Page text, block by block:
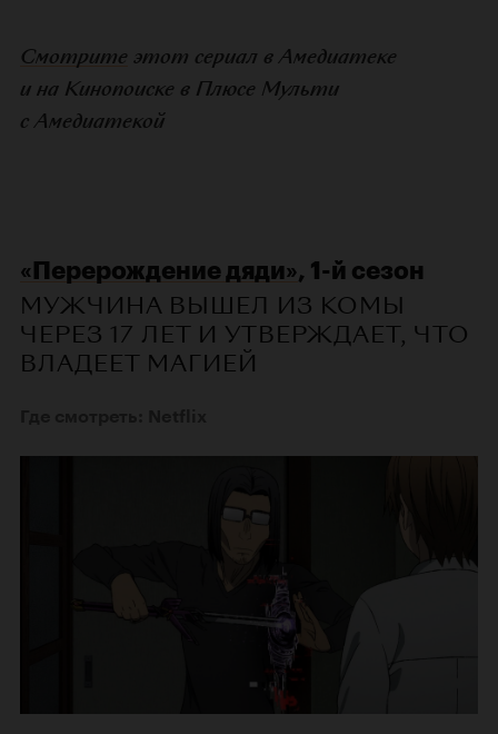
Смотрите этот сериал в Амедиатеке
и на Кинопоиске в Плюсе Мульти
с Амедиатекой
«Перерождение дяди», 1-й сезон
МУЖЧИНА ВЫШЕЛ ИЗ КОМЫ
ЧЕРЕЗ 17 ЛЕТ И УТВЕРЖДАЕТ, ЧТО
ВЛАДЕЕТ МАГИЕЙ